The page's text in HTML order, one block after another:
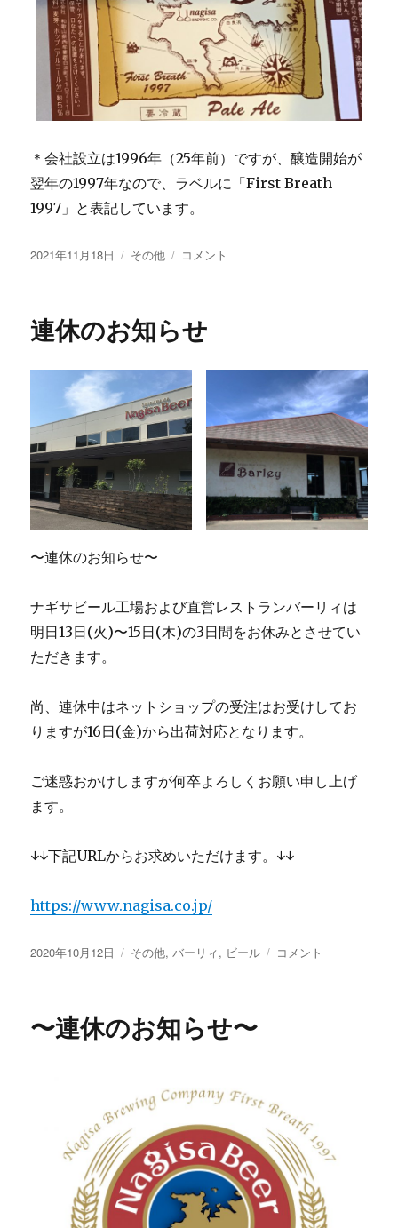
＊会社設立は1996年（25年前）ですが、醸造開始が
翌年の1997年なので、ラベルに「First Breath
1997」と表記しています。
投
2021年11月18日
カ
ー
その他
お
ま
で
年
に
コメント
連休のお知らせ
〜連休のお知らせ〜
ナギサビール工場および直営レストランバーリィは
明日13日(火)〜15日(木)の3日間をお休みとさせてい
ただきます。
尚、連休中はネットショップの受注はお受けしてお
りますが16日(金)から出荷対応となります。
ご迷惑おかけしますが何卒よろしくお願い申し上げ
ます。
↓↓下記URLからお求めいただけます。↓↓
https://www.nagisa.co.jp/
投
2020年10月12日
カ
ー
その他,バーリィ, ビール
連
コメント
〜連休のお知らせ〜